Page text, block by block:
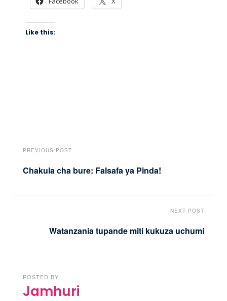
Like this:
PREVIOUS POST
Chakula cha bure: Falsafa ya Pinda!
NEXT POST
Watanzania tupande miti kukuza uchumi
POSTED BY
Jamhuri